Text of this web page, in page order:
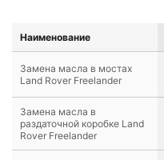
Наименование
Замена масла в мостах
Land Rover Freelander
Замена масла в
раздаточной коробке Land
Rover Freelander